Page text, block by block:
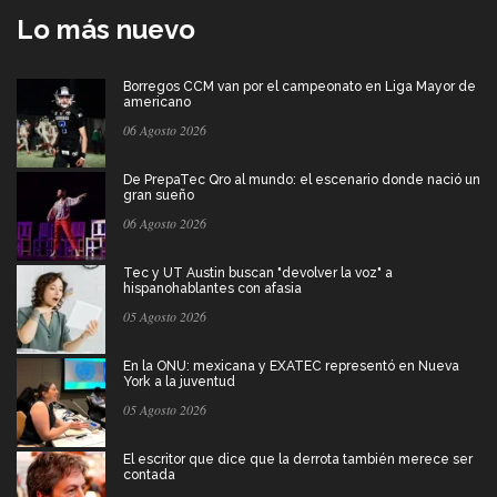
Lo más nuevo
Borregos CCM van por el campeonato en Liga Mayor de
americano
06 Agosto 2026
De PrepaTec Qro al mundo: el escenario donde nació un
gran sueño
06 Agosto 2026
Tec y UT Austin buscan "devolver la voz" a
hispanohablantes con afasia
05 Agosto 2026
En la ONU: mexicana y EXATEC representó en Nueva
York a la juventud
05 Agosto 2026
El escritor que dice que la derrota también merece ser
contada